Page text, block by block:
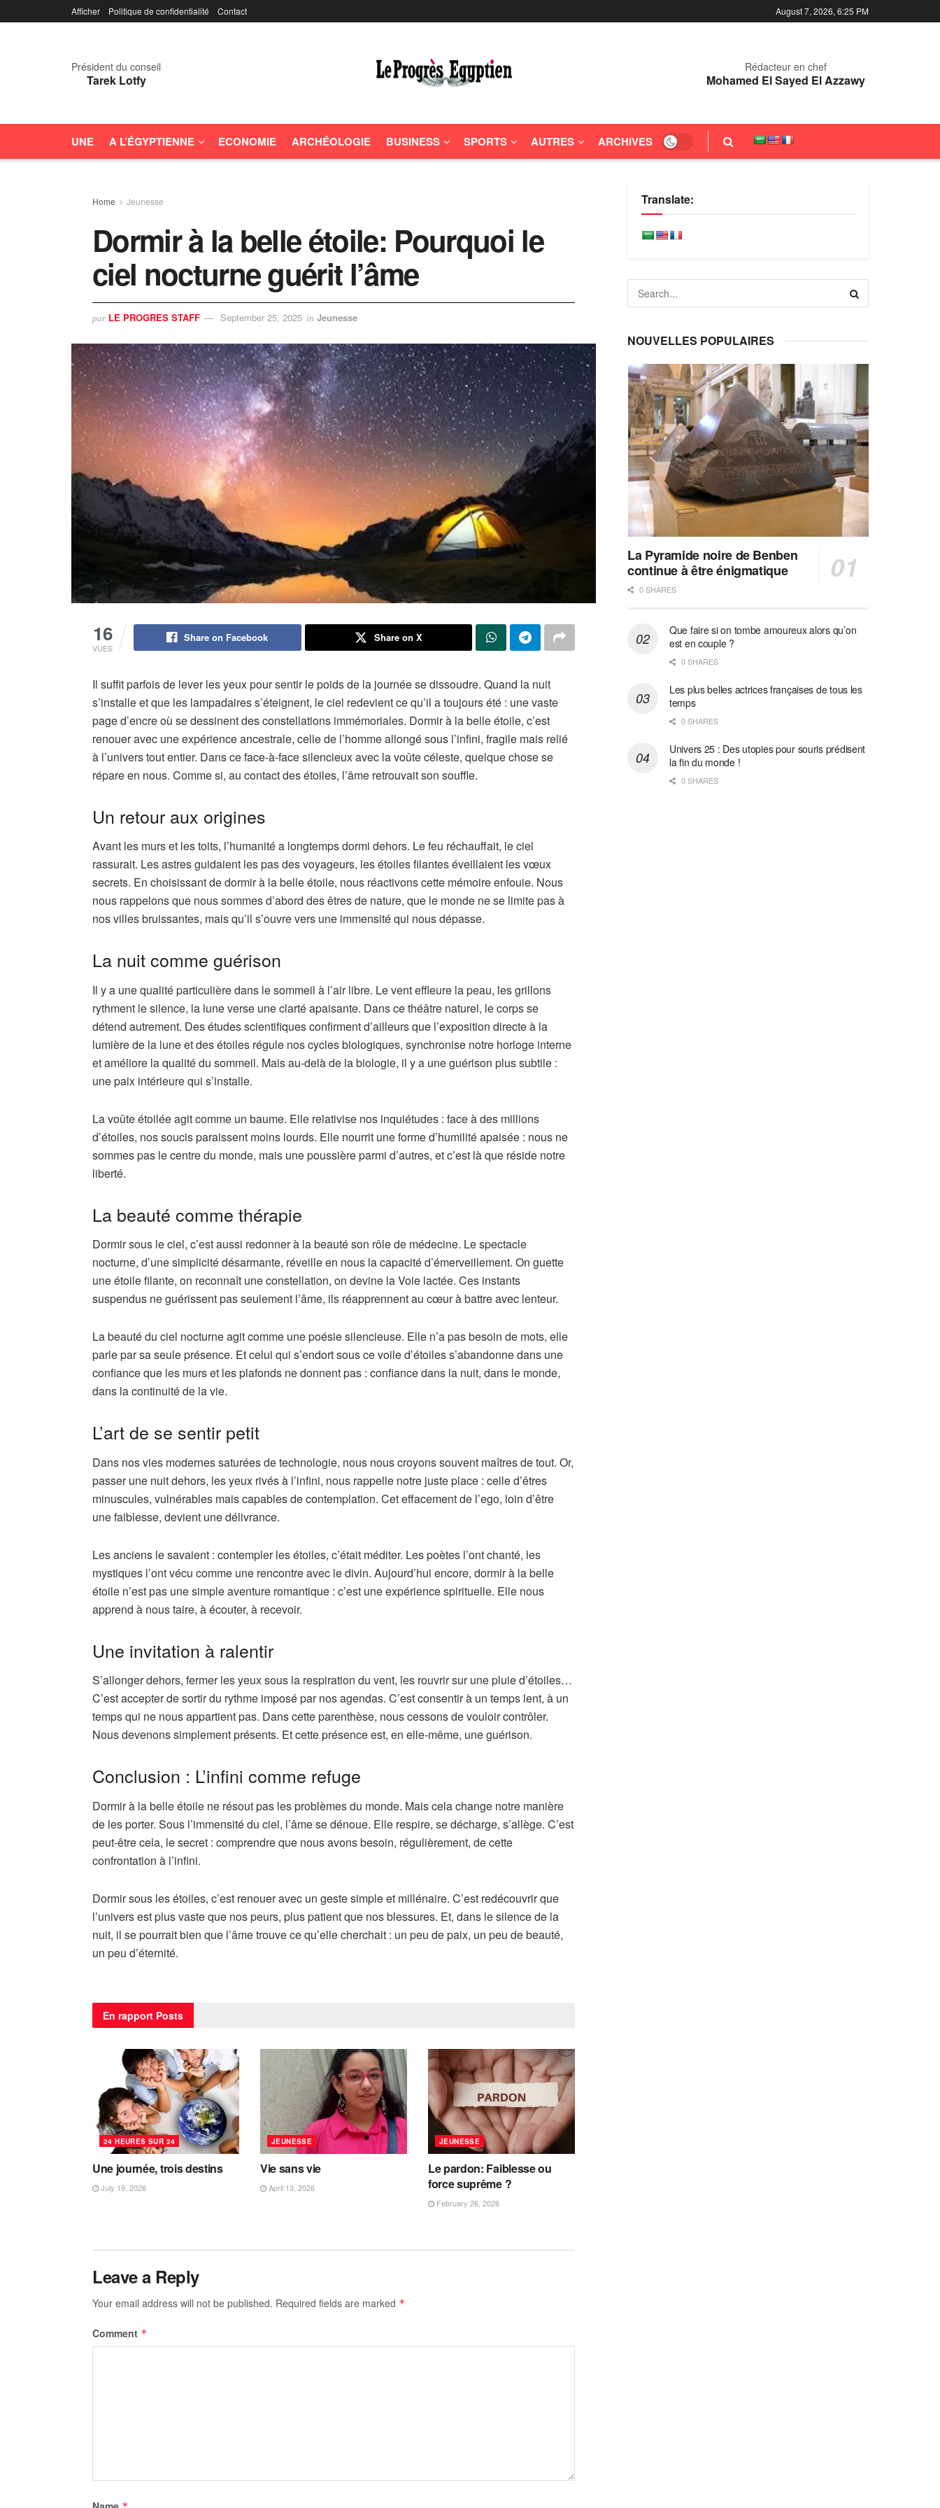
Afficher Politique de confidentialité Contact August 7, 2026, 6:25 PM
Président du conseil
Tarek Lotfy
Rédacteur en chef
Mohamed El Sayed El Azzawy
UNE A L’ÉGYPTIENNE ECONOMIE ARCHÉOLOGIE BUSINESS SPORTS AUTRES ARCHIVES
Home Jeunesse
Dormir à la belle étoile: Pourquoi le
ciel nocturne guérit l’âme
par LE PROGRES STAFF September 25, 2025 in Jeunesse
16
VUES
Share on Facebook Share on X
Il suffit parfois de lever les yeux pour sentir le poids de la journée se dissoudre. Quand la nuit
s’installe et que les lampadaires s’éteignent, le ciel redevient ce qu’il a toujours été : une vaste
page d’encre où se dessinent des constellations immémoriales. Dormir à la belle étoile, c’est
renouer avec une expérience ancestrale, celle de l’homme allongé sous l’infini, fragile mais relié
à l’univers tout entier. Dans ce face-à-face silencieux avec la voûte céleste, quelque chose se
répare en nous. Comme si, au contact des étoiles, l’âme retrouvait son souffle.
Un retour aux origines
Avant les murs et les toits, l’humanité a longtemps dormi dehors. Le feu réchauffait, le ciel
rassurait. Les astres guidaient les pas des voyageurs, les étoiles filantes éveillaient les vœux
secrets. En choisissant de dormir à la belle étoile, nous réactivons cette mémoire enfouie. Nous
nous rappelons que nous sommes d’abord des êtres de nature, que le monde ne se limite pas à
nos villes bruissantes, mais qu’il s’ouvre vers une immensité qui nous dépasse.
La nuit comme guérison
Il y a une qualité particulière dans le sommeil à l’air libre. Le vent effleure la peau, les grillons
rythment le silence, la lune verse une clarté apaisante. Dans ce théâtre naturel, le corps se
détend autrement. Des études scientifiques confirment d’ailleurs que l’exposition directe à la
lumière de la lune et des étoiles régule nos cycles biologiques, synchronise notre horloge interne
et améliore la qualité du sommeil. Mais au-delà de la biologie, il y a une guérison plus subtile :
une paix intérieure qui s’installe.
La voûte étoilée agit comme un baume. Elle relativise nos inquiétudes : face à des millions
d’étoiles, nos soucis paraissent moins lourds. Elle nourrit une forme d’humilité apaisée : nous ne
sommes pas le centre du monde, mais une poussière parmi d’autres, et c’est là que réside notre
liberté.
La beauté comme thérapie
Dormir sous le ciel, c’est aussi redonner à la beauté son rôle de médecine. Le spectacle
nocturne, d’une simplicité désarmante, réveille en nous la capacité d’émerveillement. On guette
une étoile filante, on reconnaît une constellation, on devine la Voie lactée. Ces instants
suspendus ne guérissent pas seulement l’âme, ils réapprennent au cœur à battre avec lenteur.
La beauté du ciel nocturne agit comme une poésie silencieuse. Elle n’a pas besoin de mots, elle
parle par sa seule présence. Et celui qui s’endort sous ce voile d’étoiles s’abandonne dans une
confiance que les murs et les plafonds ne donnent pas : confiance dans la nuit, dans le monde,
dans la continuité de la vie.
L’art de se sentir petit
Dans nos vies modernes saturées de technologie, nous nous croyons souvent maîtres de tout. Or,
passer une nuit dehors, les yeux rivés à l’infini, nous rappelle notre juste place : celle d’êtres
minuscules, vulnérables mais capables de contemplation. Cet effacement de l’ego, loin d’être
une faiblesse, devient une délivrance.
Les anciens le savaient : contempler les étoiles, c’était méditer. Les poètes l’ont chanté, les
mystiques l’ont vécu comme une rencontre avec le divin. Aujourd’hui encore, dormir à la belle
étoile n’est pas une simple aventure romantique : c’est une expérience spirituelle. Elle nous
apprend à nous taire, à écouter, à recevoir.
Une invitation à ralentir
S’allonger dehors, fermer les yeux sous la respiration du vent, les rouvrir sur une pluie d’étoiles…
C’est accepter de sortir du rythme imposé par nos agendas. C’est consentir à un temps lent, à un
temps qui ne nous appartient pas. Dans cette parenthèse, nous cessons de vouloir contrôler.
Nous devenons simplement présents. Et cette présence est, en elle-même, une guérison.
Conclusion : L’infini comme refuge
Dormir à la belle étoile ne résout pas les problèmes du monde. Mais cela change notre manière
de les porter. Sous l’immensité du ciel, l’âme se dénoue. Elle respire, se décharge, s’allège. C’est
peut-être cela, le secret : comprendre que nous avons besoin, régulièrement, de cette
confrontation à l’infini.
Dormir sous les étoiles, c’est renouer avec un geste simple et millénaire. C’est redécouvrir que
l’univers est plus vaste que nos peurs, plus patient que nos blessures. Et, dans le silence de la
nuit, il se pourrait bien que l’âme trouve ce qu’elle cherchait : un peu de paix, un peu de beauté,
un peu d’éternité.
En rapport Posts
24 HEURES SUR 24
Une journée, trois destins
July 19, 2026
JEUNESSE
Vie sans vie
April 13, 2026
JEUNESSE
Le pardon: Faiblesse ou
force suprême ?
February 26, 2026
Leave a Reply
Your email address will not be published. Required fields are marked *
Comment *
Translate:
NOUVELLES POPULAIRES
La Pyramide noire de Benben
continue à être énigmatique
0 SHARES
Que faire si on tombe amoureux alors qu’on
est en couple ?
0 SHARES
Les plus belles actrices françaises de tous les
temps
0 SHARES
Univers 25 : Des utopies pour souris prédisent
la fin du monde !
0 SHARES